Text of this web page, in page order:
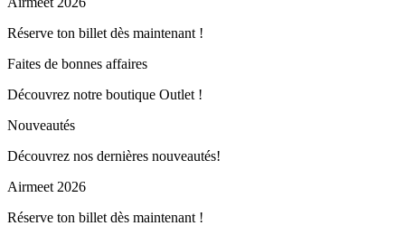
Réserve ton billet dès maintenant !
Faites de bonnes affaires
Découvrez notre boutique Outlet !
Nouveautés
Découvrez nos dernières nouveautés!
Airmeet 2026
Réserve ton billet dès maintenant !